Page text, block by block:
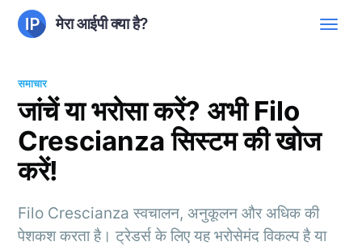
मेरा आईपी क्या है?
समाचार
जांचें या भरोसा करें? अभी Filo
Crescianza सिस्टम की खोज
करें!
Filo Crescianza स्वचालन, अनुकूलन और अधिक की
पेशकश करता है। ट्रेडर्स के लिए यह भरोसेमंद विकल्प है या